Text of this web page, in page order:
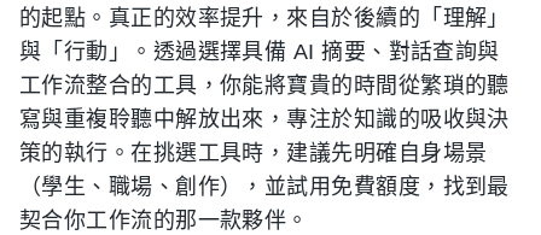
的起點。真正的效率提升，來自於後續的「理解」
與「行動」。透過選擇具備 AI 摘要、對話查詢與
工作流整合的工具，你能將寶貴的時間從繁瑣的聽
寫與重複聆聽中解放出來，專注於知識的吸收與決
策的執行。在挑選工具時，建議先明確自身場景
（學生、職場、創作），並試用免費額度，找到最
契合你工作流的那一款夥伴。